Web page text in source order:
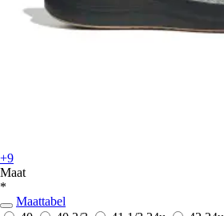
+9
Maat
*
Maattabel